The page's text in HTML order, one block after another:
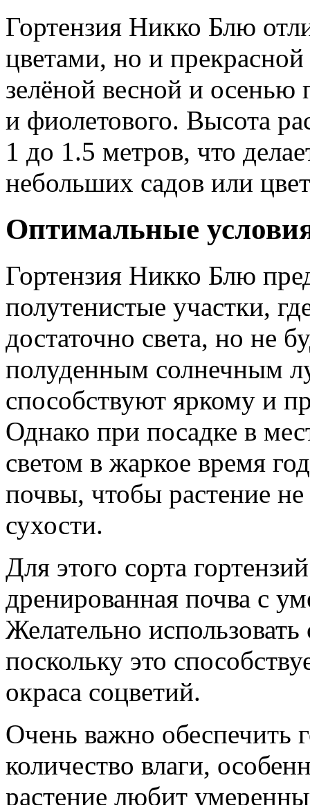
Гортензия Никко Блю
цветами, но и прекрасной
зелёной весной и осенью
и фиолетового. Высота
1 до 1.5 метров, что
небольших садов или
Оптимальные
Гортензия Никко Блю
полутенистые участки,
достаточно света, но не
полуденным солнечным
способствуют яркому и
Однако при посадке в
светом в жаркое время
почвы, чтобы растение не
сухости.
Для этого сорта
дренированная почва с
Желательно
поскольку это
окраса соцветий.
Очень важно обеспечить
количество влаги,
растение любит